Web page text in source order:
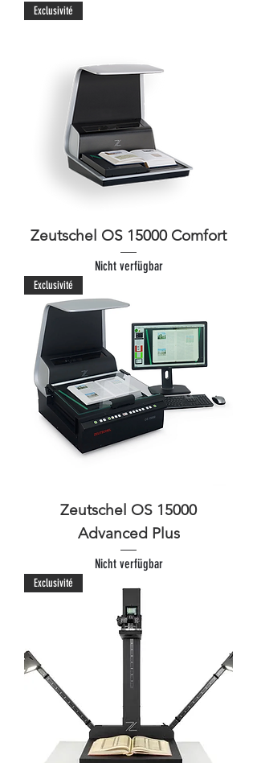
Exclusivité
Zeutschel OS 15000 Comfort
Nicht verfügbar
Exclusivité
Zeutschel OS 15000
Advanced Plus
Nicht verfügbar
Exclusivité